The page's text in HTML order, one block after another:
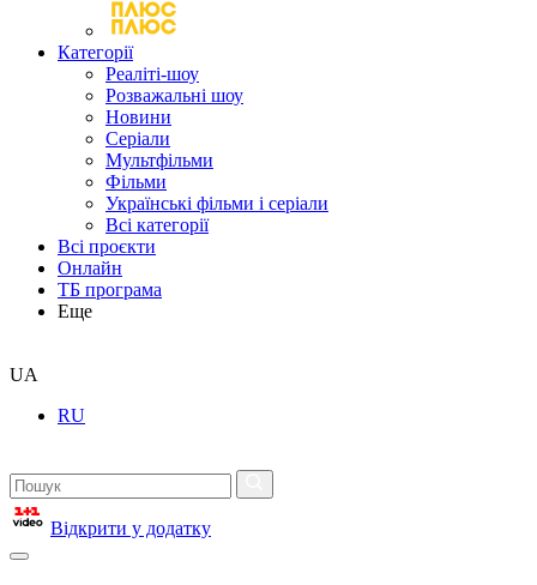
Категорії
Реаліті-шоу
Розважальні шоу
Новини
Серіали
Мультфільми
Фільми
Українські фільми і серіали
Всі категорії
Всі проєкти
Онлайн
ТБ програма
Еще
UA
RU
Відкрити у додатку